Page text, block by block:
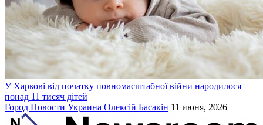
У Харкові від початку повномасштабної війни народилося
понад 11 тисяч дітей
Город Новости Украина Олексій Басакін 11 июня, 2026